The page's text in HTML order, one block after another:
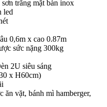
trắng mặt bàn inox
led
0,6m x cao 0.87m
sức nặng 300kg
2U siêu sáng
x H60cm)
ăn vặt, bánh mì hamberger,